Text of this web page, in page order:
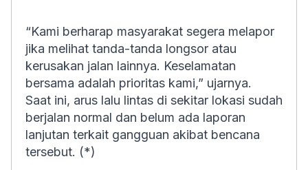
“Kami berharap masyarakat segera melapor
jika melihat tanda-tanda longsor atau
kerusakan jalan lainnya. Keselamatan
bersama adalah prioritas kami,” ujarnya.
Saat ini, arus lalu lintas di sekitar lokasi sudah
berjalan normal dan belum ada laporan
lanjutan terkait gangguan akibat bencana
tersebut. (*)